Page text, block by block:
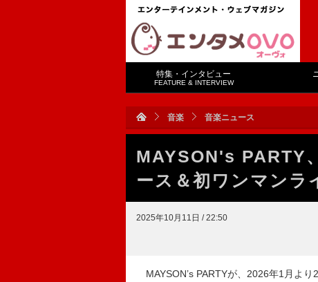
特集・インタビュー
FEATURE & INTERVIEW
音楽 音楽ニュース
MAYSON's PARTY
ース＆初ワンマンラ
2025年10月11日 / 22:50
MAYSON’s PARTYが、2026年1月より